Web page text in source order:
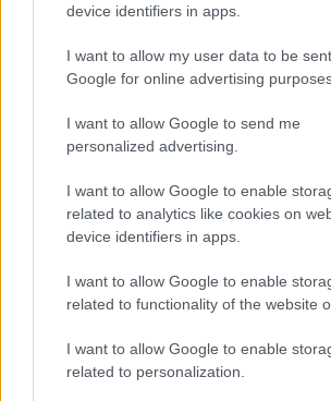
device identifiers in apps.
I want to allow my user data to be
Google for online advertising
I want to allow Google to send me
personalized advertising.
I want to allow Google to enable
related to analytics like cookies on
device identifiers in apps.
I want to allow Google to enable
related to functionality of the website
I want to allow Google to enable
related to personalization.